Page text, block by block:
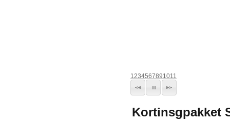
1234567891011
Kortinsgpakket